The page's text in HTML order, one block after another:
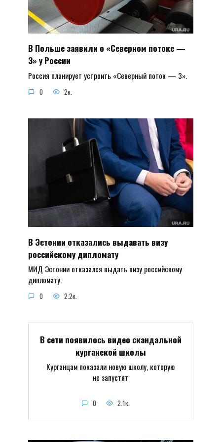
В Польше заявили о «Северном потоке —
3» у России
Россия планирует устроить «Северный поток — 3».
0 2к.
В Эстонии отказались выдавать визу
российскому дипломату
МИД Эстонии отказался выдать визу российскому
дипломату.
0 2.2к.
В сети появилось видео скандальной
курганской школы
Курганцам показали новую школу, которую
не запустят
0 2.1к.